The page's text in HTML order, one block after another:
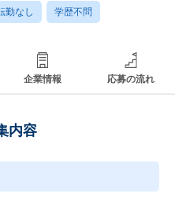
勤なし 学歴不問
企業情報 応募の流れ
内容